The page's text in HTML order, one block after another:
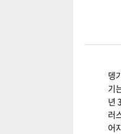
뎅
기
년
러
어